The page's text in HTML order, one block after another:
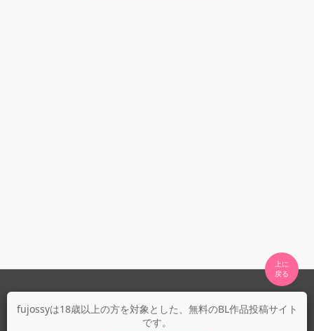
fujossyは18歳以上の方を対象とした、無料のBL作品投稿サイト
です。
上に
fujossyについて